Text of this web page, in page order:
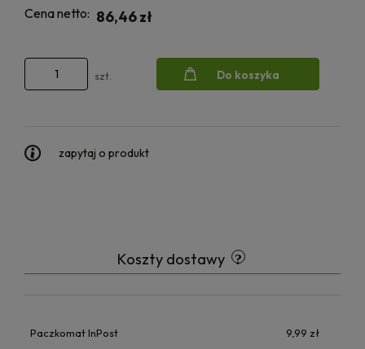
Cena netto: 86,46 zł
szt. Do koszyka
zapytaj o produkt
Koszty dostawy
Paczkomat InPost 9,99 zł